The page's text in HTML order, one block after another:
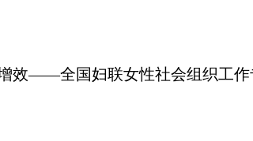
效——全国妇联女性社会组织工作